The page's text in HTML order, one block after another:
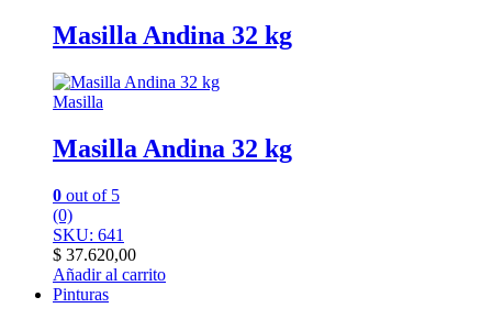
Masilla Andina 32 kg
Masilla
Masilla Andina 32 kg
0 out of 5
(0)
SKU: 641
$ 37.620,00
Añadir al carrito
Pinturas